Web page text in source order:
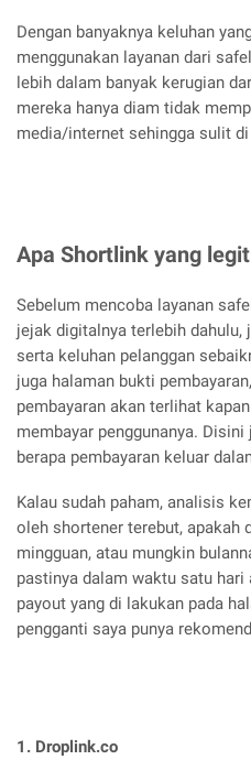
Dengan banyaknya keluhan
menggunakan layanan dari
lebih dalam banyak kerugian
mereka hanya diam tidak
media/internet sehingga sulit
Apa Shortlink yang
Sebelum mencoba layanan
jejak digitalnya terlebih dahulu,
serta keluhan pelanggan
juga halaman bukti
pembayaran akan terlihat
membayar penggunanya.
berapa pembayaran keluar
Kalau sudah paham, analisis
oleh shortener terebut, apakah
mingguan, atau mungkin
pastinya dalam waktu satu hari
payout yang di lakukan pada
pengganti saya punya
1. Droplink.co